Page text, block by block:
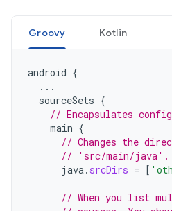
Groovy Kotlin
android {
...
sourceSets {
// Encapsulates
main {
// Changes the
// 'src/main/java'.
java. srcDirs = [
// When you list